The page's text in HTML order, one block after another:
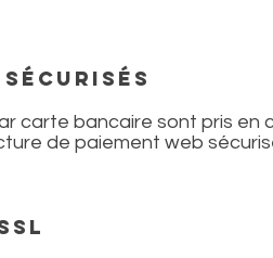
carte bancaire sont pris
de paiement web